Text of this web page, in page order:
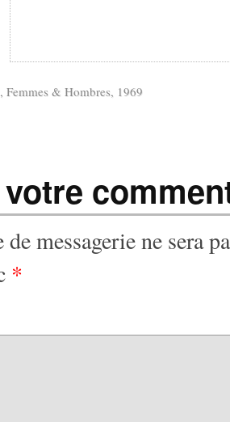
Femmes & Hombres, 1969
de messagerie ne sera
*